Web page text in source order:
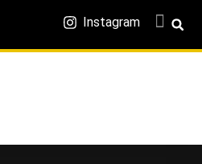
Instagram